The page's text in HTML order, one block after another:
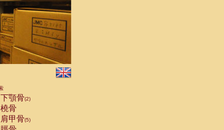
顎骨(2)
骨
甲骨(5)